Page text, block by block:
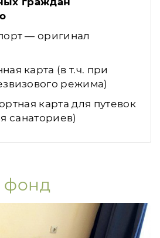
— оригинал
карта (в т.ч. при
режима)
карта для путевок
санаториев)
фонд